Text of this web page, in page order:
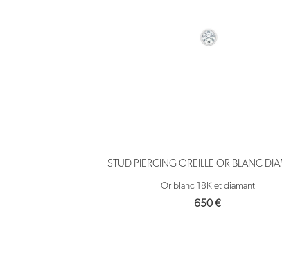
STUD PIERCING OREILLE OR BLANC
Or blanc 18K et diamant
650€